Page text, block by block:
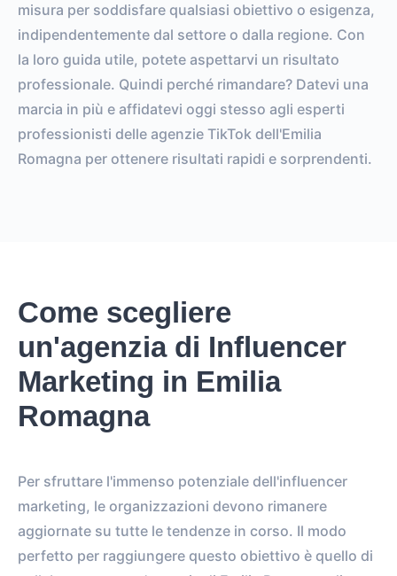
misura per soddisfare qualsiasi obiettivo o esigenza,
indipendentemente dal settore o dalla regione. Con
la loro guida utile, potete aspettarvi un risultato
professionale. Quindi perché rimandare? Datevi una
marcia in più e affidatevi oggi stesso agli esperti
professionisti delle agenzie TikTok dell'Emilia
Romagna per ottenere risultati rapidi e sorprendenti.
Come scegliere
un'agenzia di Influencer
Marketing in Emilia
Romagna
Per sfruttare l'immenso potenziale dell'influencer
marketing, le organizzazioni devono rimanere
aggiornate su tutte le tendenze in corso. Il modo
perfetto per raggiungere questo obiettivo è quello di